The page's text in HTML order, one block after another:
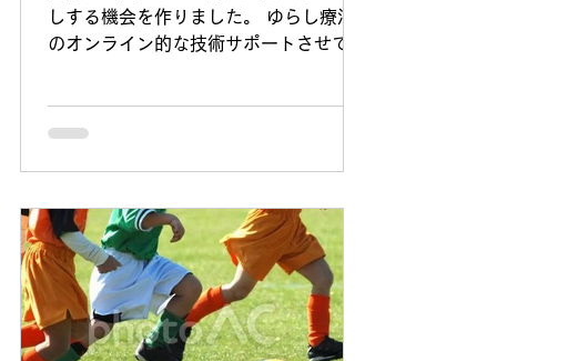
しする機会を作りました。 ゆらし療法
のオンライン的な技術サポートさせてい
素敵な時代になりま...